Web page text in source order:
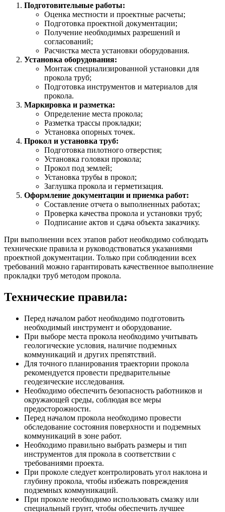
Подготовительные работы:
Оценка местности и проектные расчеты;
Подготовка проектной документации;
Получение необходимых разрешений и
согласований;
Расчистка места установки оборудования.
Установка оборудования:
Монтаж специализированной установки для
прокола труб;
Подготовка инструментов и материалов для
прокола.
Маркировка и разметка:
Определение места прокола;
Разметка трассы прокладки;
Установка опорных точек.
Прокол и установка труб:
Подготовка пилотного отверстия;
Установка головки прокола;
Прокол под землей;
Установка трубы в прокол;
Заглушка прокола и герметизация.
Оформление документации и приемка работ:
Составление отчета о выполненных работах;
Проверка качества прокола и установки труб;
Подписание актов и сдача объекта заказчику.
При выполнении всех этапов работ необходимо соблюдать
технические правила и руководствоваться указаниями
проектной документации. Только при соблюдении всех
требований можно гарантировать качественное выполнение
прокладки труб методом прокола.
Технические правила:
Перед началом работ необходимо подготовить
необходимый инструмент и оборудование.
При выборе места прокола необходимо учитывать
геологические условия, наличие подземных
коммуникаций и других препятствий.
Для точного планирования траектории прокола
рекомендуется провести предварительные
геодезические исследования.
Необходимо обеспечить безопасность работников и
окружающей среды, соблюдая все меры
предосторожности.
Перед началом прокола необходимо провести
обследование состояния поверхности и подземных
коммуникаций в зоне работ.
Необходимо правильно выбрать размеры и тип
инструментов для прокола в соответствии с
требованиями проекта.
При проколе следует контролировать угол наклона и
глубину прокола, чтобы избежать повреждения
подземных коммуникаций.
При проколе необходимо использовать смазку или
специальный грунт, чтобы обеспечить лучшее